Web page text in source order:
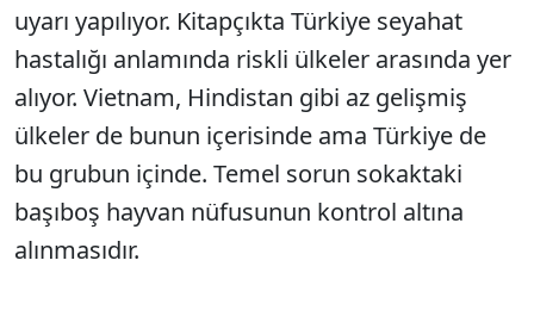
uyarı yapılıyor. Kitapçıkta Türkiye seyahat
hastalığı anlamında riskli ülkeler arasında yer
alıyor. Vietnam, Hindistan gibi az gelişmiş
ülkeler de bunun içerisinde ama Türkiye de
bu grubun içinde. Temel sorun sokaktaki
başıboş hayvan nüfusunun kontrol altına
alınmasıdır.